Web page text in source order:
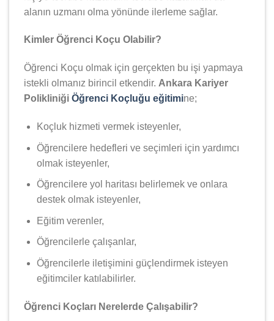
alanın uzmanı olma yönünde ilerleme sağlar.
Kimler Öğrenci Koçu Olabilir?
Öğrenci Koçu olmak için gerçekten bu işi yapmaya
istekli olmanız birincil etkendir. Ankara Kariyer
Polikliniği Öğrenci Koçluğu eğitimine;
Koçluk hizmeti vermek isteyenler,
Öğrencilere hedefleri ve seçimleri için yardımcı
olmak isteyenler,
Öğrencilere yol haritası belirlemek ve onlara
destek olmak isteyenler,
Eğitim verenler,
Öğrencilerle çalışanlar,
Öğrencilerle iletişimini güçlendirmek isteyen
eğitimciler katılabilirler.
Öğrenci Koçları Nerelerde Çalışabilir?